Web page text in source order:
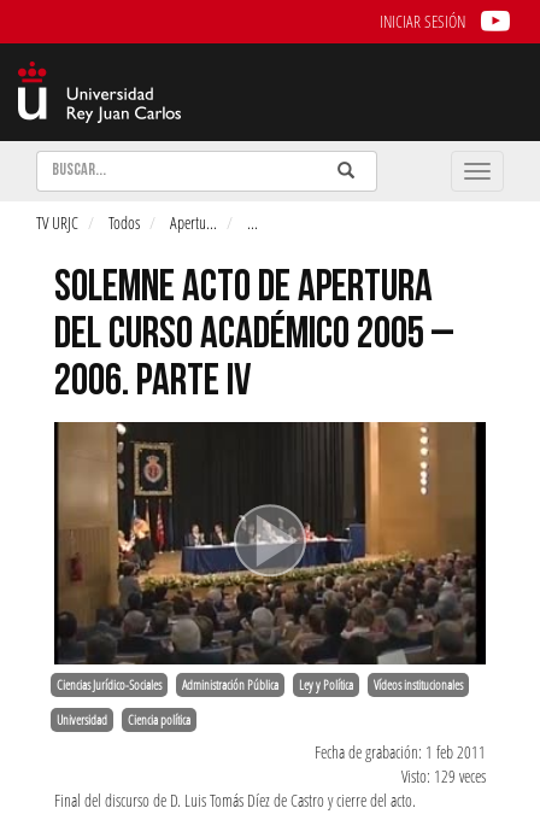
INICIAR SESIÓN
Buscar Enviar
Buscar
Toggle
TV URJC Todos Apertu... ...
SOLEMNE ACTO DE APERTURA
DEL CURSO ACADÉMICO 2005 –
2006. PARTE IV
Ciencias Jurídico-Sociales Administración Pública Ley y Política Vídeos institucionales
Universidad Ciencia política
Fecha de grabación: 1 feb 2011
Visto: 129 veces
Final del discurso de D. Luis Tomás Díez de Castro y cierre del acto.